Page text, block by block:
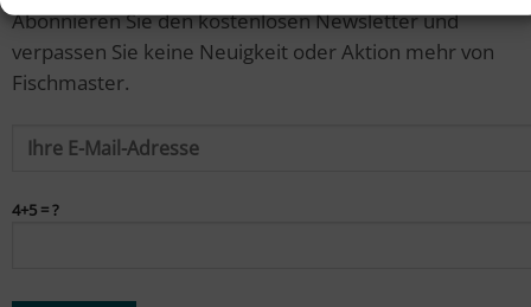
Abonnieren Sie den kostenlosen Newsletter und
verpassen Sie keine Neuigkeit oder Aktion mehr von
Fischmaster.
4+5 = ?